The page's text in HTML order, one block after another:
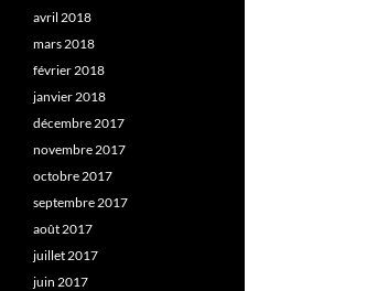
avril 2018
mars 2018
février 2018
janvier 2018
décembre 2017
novembre 2017
octobre 2017
septembre 2017
août 2017
juillet 2017
juin 2017